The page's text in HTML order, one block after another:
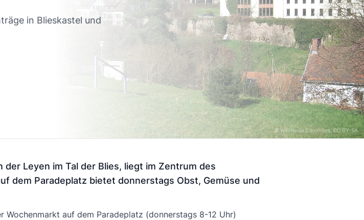
©Wikimedia Commons, CC BY-SA
in Blieskastel und
Leyen im Tal der Blies, liegt im Zentrum des
dem Paradeplatz bietet donnerstags Obst, Gemüse und
Wochenmarkt auf dem Paradeplatz (donnerstags 8-12 Uhr)